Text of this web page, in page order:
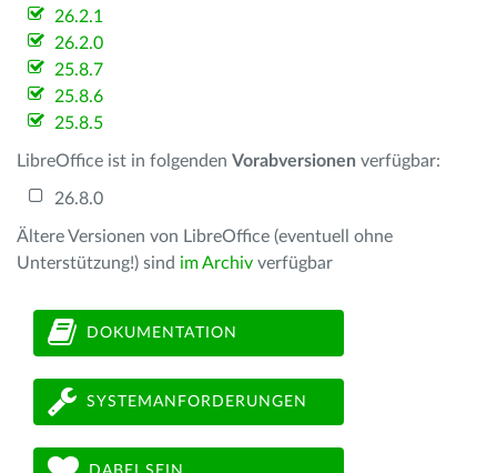
26.2.1
26.2.0
25.8.7
25.8.6
25.8.5
LibreOffice ist in folgenden Vorabversionen verfügbar:
26.8.0
Ältere Versionen von LibreOffice (eventuell ohne
Unterstützung!) sind im Archiv verfügbar
DOKUMENTATION
SYSTEMANFORDERUNGEN